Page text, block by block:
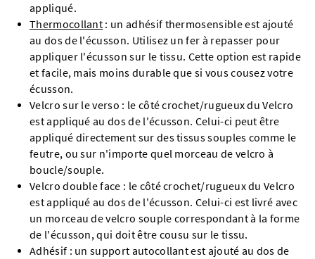
appliqué.
Thermocollant : un adhésif thermosensible est ajouté
au dos de l'écusson. Utilisez un fer à repasser pour
appliquer l'écusson sur le tissu. Cette option est rapide
et facile, mais moins durable que si vous cousez votre
écusson.
Velcro sur le verso : le côté crochet/rugueux du Velcro
est appliqué au dos de l'écusson. Celui-ci peut être
appliqué directement sur des tissus souples comme le
feutre, ou sur n'importe quel morceau de velcro à
boucle/souple.
Velcro double face : le côté crochet/rugueux du Velcro
est appliqué au dos de l'écusson. Celui-ci est livré avec
un morceau de velcro souple correspondant à la forme
de l'écusson, qui doit être cousu sur le tissu.
Adhésif : un support autocollant est ajouté au dos de